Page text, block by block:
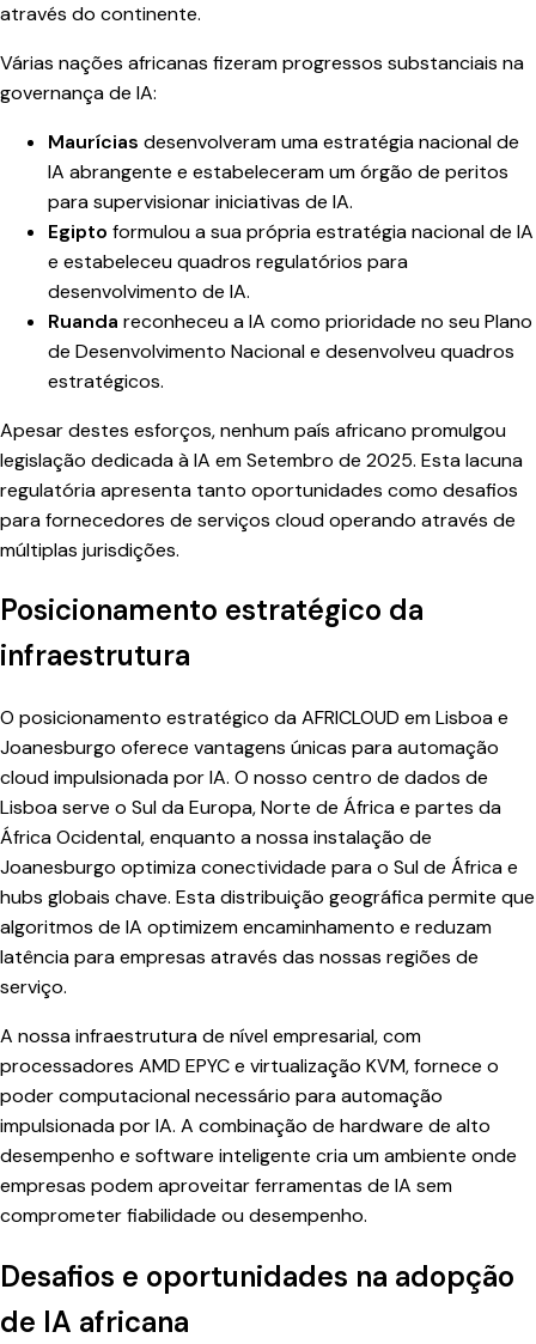
através do continente.
Várias nações africanas fizeram progressos substanciais na
governança de IA:
Maurícias desenvolveram uma estratégia nacional de
IA abrangente e estabeleceram um órgão de peritos
para supervisionar iniciativas de IA.
Egipto formulou a sua própria estratégia nacional de IA
e estabeleceu quadros regulatórios para
desenvolvimento de IA.
Ruanda reconheceu a IA como prioridade no seu Plano
de Desenvolvimento Nacional e desenvolveu quadros
estratégicos.
Apesar destes esforços, nenhum país africano promulgou
legislação dedicada à IA em Setembro de 2025. Esta lacuna
regulatória apresenta tanto oportunidades como desafios
para fornecedores de serviços cloud operando através de
múltiplas jurisdições.
Posicionamento estratégico da
infraestrutura
O posicionamento estratégico da AFRICLOUD em Lisboa e
Joanesburgo oferece vantagens únicas para automação
cloud impulsionada por IA. O nosso centro de dados de
Lisboa serve o Sul da Europa, Norte de África e partes da
África Ocidental, enquanto a nossa instalação de
Joanesburgo optimiza conectividade para o Sul de África e
hubs globais chave. Esta distribuição geográfica permite que
algoritmos de IA optimizem encaminhamento e reduzam
latência para empresas através das nossas regiões de
serviço.
A nossa infraestrutura de nível empresarial, com
processadores AMD EPYC e virtualização KVM, fornece o
poder computacional necessário para automação
impulsionada por IA. A combinação de hardware de alto
desempenho e software inteligente cria um ambiente onde
empresas podem aproveitar ferramentas de IA sem
comprometer fiabilidade ou desempenho.
Desafios e oportunidades na adopção
de IA africana